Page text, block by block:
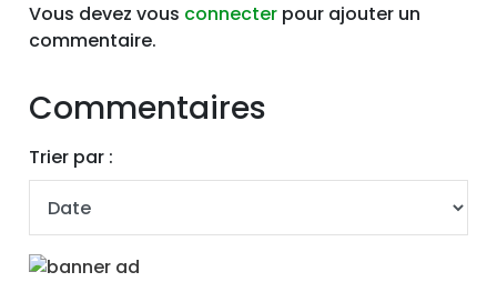
Vous devez vous connecter pour ajouter un
commentaire.
Commentaires
Trier par :